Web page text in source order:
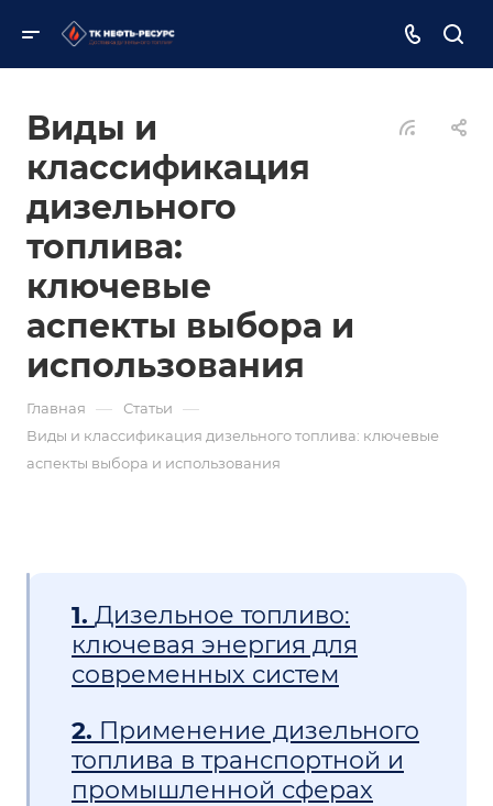
Виды и
классификация
дизельного
топлива:
ключевые
аспекты выбора и
использования
Главная — Статьи —
Виды и классификация дизельного топлива: ключевые
аспекты выбора и использования
1. Дизельное топливо:
ключевая энергия для
современных систем
2. Применение дизельного
топлива в транспортной и
промышленной сферах